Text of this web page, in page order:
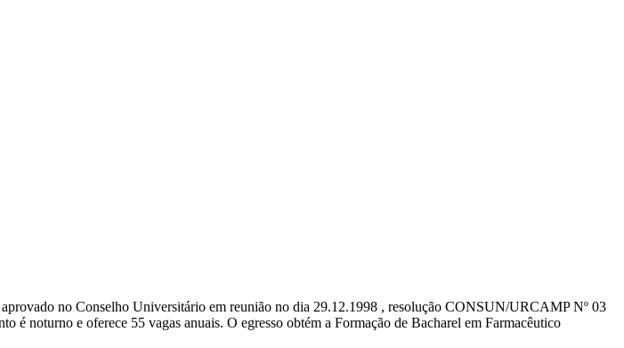
no Conselho Universitário em reunião no dia 29.12.1998 , resolução CONSUN/URCAMP Nº 03
é noturno e oferece 55 vagas anuais. O egresso obtém a Formação de Bacharel em Farmacêutico